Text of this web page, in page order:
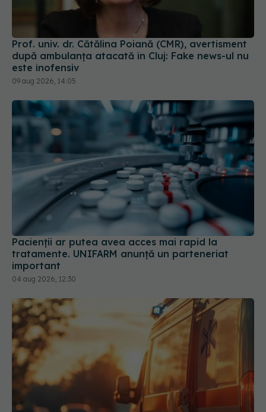
Prof. univ. dr. Cătălina Poiană (CMR), avertisment
după ambulanța atacată în Cluj: Fake news-ul nu
09 aug 2026, 14:05
Pacienții ar putea avea acces mai rapid la
tratamente. UNIFARM anunță un parteneriat
important
04 aug 2026, 12:30
Ministerul Sănătății activează planul pentru